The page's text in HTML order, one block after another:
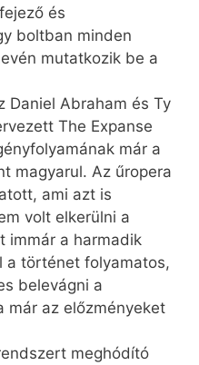
és
boltban minden
mutatkozik be a
Daniel Abraham és Ty
The Expanse
már a
magyarul. Az űropera
ami azt is
volt elkerülni a
immár a harmadik
a történet folyamatos,
belevágni a
már az előzményeket
meghódító